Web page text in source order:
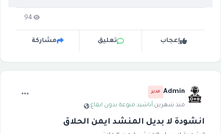
94
إعجاب تعليق مشاركة
Admin مدير
منذ شهرين·أناشيد منوعة بدون ايقاع·
انشودة لا بديل المنشد ايمن الحلاق